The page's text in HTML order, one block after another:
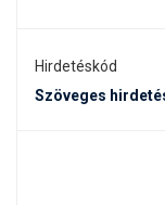
Hirdetéskód